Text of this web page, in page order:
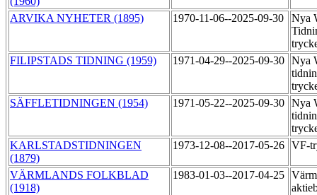
ARVIKA NYHETER (1895) 1970-11-06--2025-09-30
Nya
FILIPSTADS TIDNING (1959)
1971-04-29--2025-09-30 Nya
SÄFFLETIDNINGEN (1954)
1971-05-22--2025-09-30 Nya
KARLSTADSTIDNINGEN
(1879)
1973-12-08--2017-05-26 VF-
VÄRMLANDS FOLKBLAD
(1918)
1983-01-03--2017-04-25